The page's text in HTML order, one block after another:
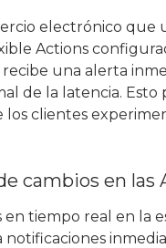
electrónico que
Actions
una alerta
de la latencia. Esto
clientes
cambios en las
en tiempo real en la
notificaciones